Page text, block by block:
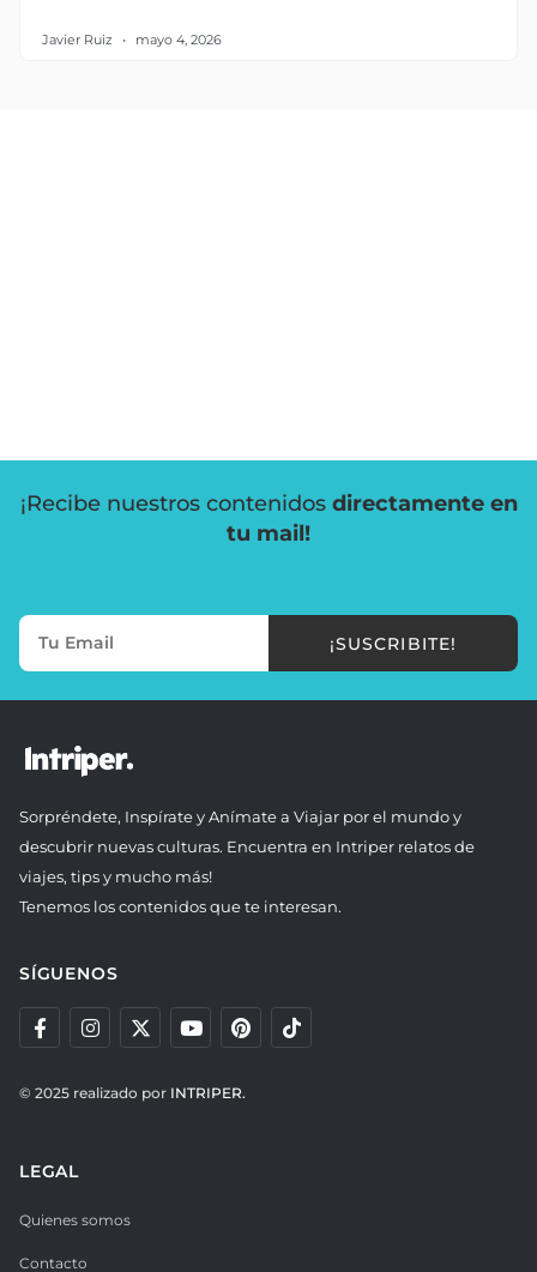
Javier Ruiz mayo 4, 2026
¡Recibe nuestros contenidos directamente en
tu mail!
¡SUSCRIBITE!
Sorpréndete, Inspírate y Anímate a Viajar por el mundo y
descubrir nuevas culturas. Encuentra en Intriper relatos de
viajes, tips y mucho más!
Tenemos los contenidos que te interesan.
SÍGUENOS
© 2025 realizado por INTRIPER.
LEGAL
Quienes somos
Contacto